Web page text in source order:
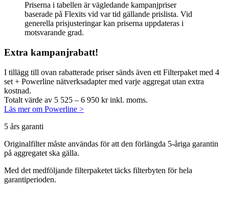
Priserna i tabellen är vägledande kampanjpriser
baserade på Flexits vid var tid gällande prislista. Vid
generella prisjusteringar kan priserna uppdateras i
motsvarande grad.
Extra kampanjrabatt!
I tillägg till ovan rabatterade priser sänds även ett Filterpaket med 4
set + Powerline nätverksadapter med varje aggregat utan extra
kostnad.
Totalt värde av 5 525 – 6 950 kr inkl. moms.
Läs mer om Powerline >
5 års garanti
Originalfilter måste användas för att den förlängda 5-åriga garantin
på aggregatet ska gälla.
Med det medföljande filterpaketet täcks filterbyten för hela
garantiperioden.